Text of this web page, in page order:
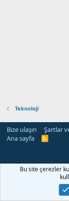
Teknoloji
Bize ulaşın Şartlar
Ana sayfa
R
Bu site çerezler